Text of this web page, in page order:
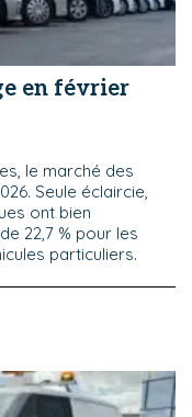
en février
le marché des
Seule éclaircie,
ont bien
22,7 % pour les
particuliers.